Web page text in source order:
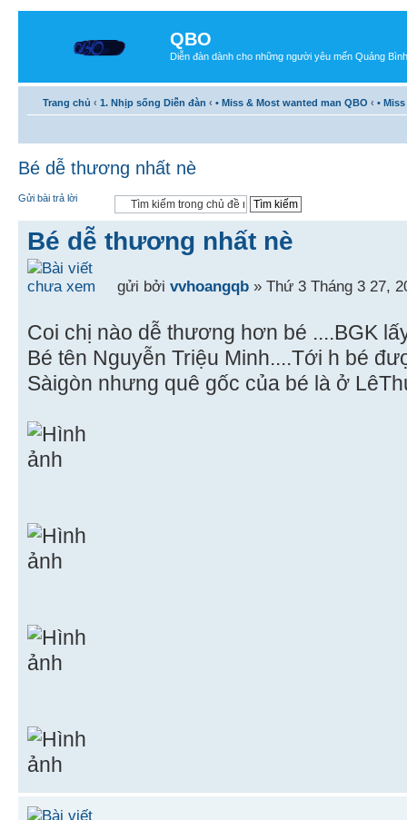
QBO
Diễn đàn dành cho những người yêu mến Quảng Bình
Trang chủ ‹ 1. Nhịp sống Diễn đàn ‹ • Miss & Most wanted man QBO ‹ •
Bé dễ thương nhất nè
Gửi bài trả lời
Bé dễ thương nhất nè
gửi bởi vvhoangqb » Thứ 3 Tháng 3 27,
Coi chị nào dễ thương hơn bé ....BGK
Bé tên Nguyễn Triệu Minh....Tới h bé
Sàigòn nhưng quê gốc của bé là ở